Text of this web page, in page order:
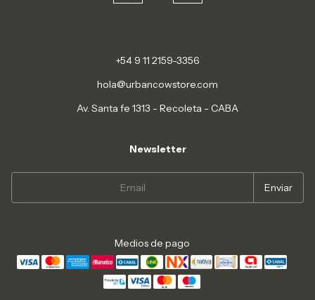
+54 9 11 2159-3356
hola@urbancowstore.com
Av. Santa fe 1313 - Recoleta - CABA
Newsletter
Medios de pago